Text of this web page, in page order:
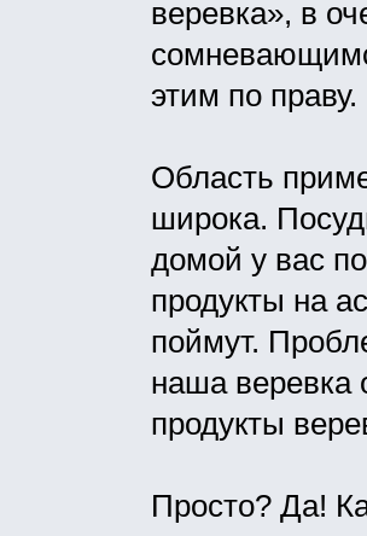
веревка», в
этим по праву.
Область
широка.
домой у вас
продукты на
поймут.
наша веревка
продукты
Просто? Да!